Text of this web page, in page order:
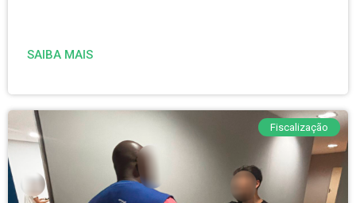
SAIBA MAIS
Fiscalização